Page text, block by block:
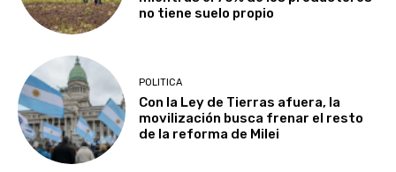
no tiene suelo propio
POLITICA
Con la Ley de Tierras afuera, la
movilización busca frenar el resto
de la reforma de Milei